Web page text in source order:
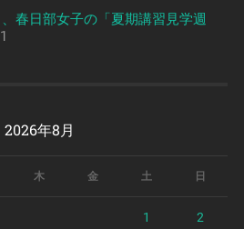
春日部女子の「夏期講習見学週
2026年8月
木 金 土 日
1 2